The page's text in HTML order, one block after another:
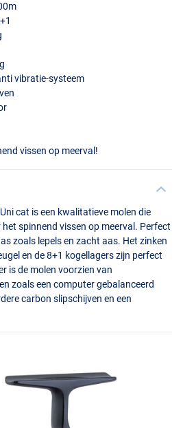
vibratie-systeem
vissen op meerval!
cat is een kwalitatieve molen die
spinnend vissen op meerval. Perfect
zoals lepels en zacht aas. Het zinken
en de 8+1 kogellagers zijn perfect
is de molen voorzien van
zoals een computer gebalanceerd
carbon slipschijven en een